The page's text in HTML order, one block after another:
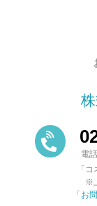
電
「
※
「お